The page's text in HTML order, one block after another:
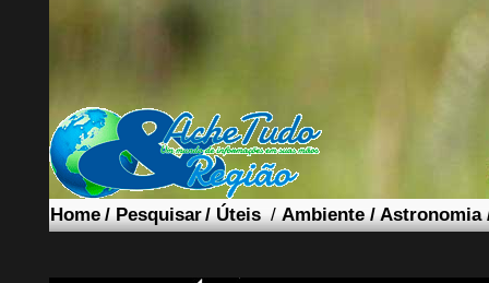
Home/Pesquisar/Úteis/Ambiente /Astronomia